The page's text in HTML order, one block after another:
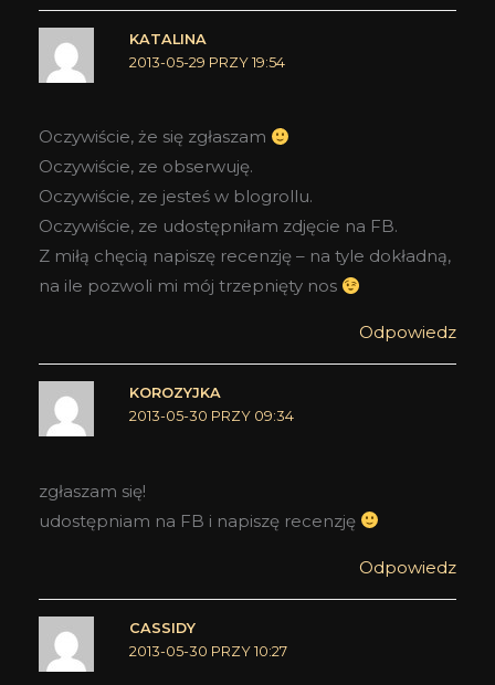
KATALINA
2013-05-29 PRZY 19:54
Oczywiście, że się zgłaszam
Oczywiście, ze obserwuję.
Oczywiście, ze jesteś w blogrollu.
Oczywiście, ze udostępniłam zdjęcie na FB.
Z miłą chęcią napiszę recenzję – na tyle dokładną,
na ile pozwoli mi mój trzepnięty nos
Odpowiedz
KOROZYJKA
2013-05-30 PRZY 09:34
zgłaszam się!
udostępniam na FB i napiszę recenzję
Odpowiedz
CASSIDY
2013-05-30 PRZY 10:27